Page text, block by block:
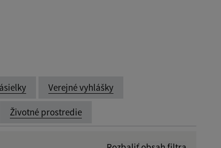
Verejné vyhlášky
Životné prostredie